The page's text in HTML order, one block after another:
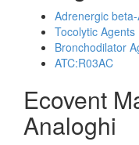
Adrenergic
Tocolytic Agents
Bronchodilator
ATC:R03AC
Ecovent
Analoghi